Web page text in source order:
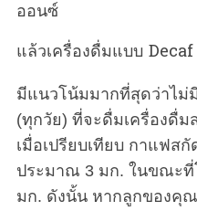
ออนซ์
แล้วเครื่องดื่มแบบ
มีแนวโน้มมากที่สุดว่าไม่
(ทุกวัย) ที่จะดื่มเครื่องดื่ม
เมื่อเปรียบเทียบ กาแฟส
ประมาณ 3 มก. ในขณะที่
มก. ดังนั้น หากลูกของคุ